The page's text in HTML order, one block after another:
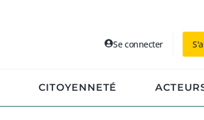
Se connecter
CITOYENNETÉ